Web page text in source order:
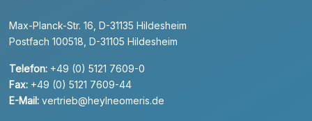
Max-Planck-Str. 16, D-31135 Hildesheim
Postfach 100518, D-31105 Hildesheim
Telefon: +49 (0) 5121 7609-0
Fax: +49 (0) 5121 7609-44
E-Mail: vertrieb@heylneomeris.de